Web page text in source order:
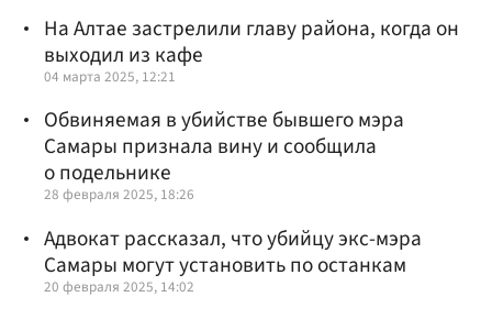
На Алтае застрелили главу района, когда он
выходил из кафе
04 марта 2025, 12:21
Обвиняемая в убийстве бывшего мэра
Самары признала вину и сообщила
о подельнике
28 февраля 2025, 18:26
Адвокат рассказал, что убийцу экс-мэра
Самары могут установить по останкам
20 февраля 2025, 14:02